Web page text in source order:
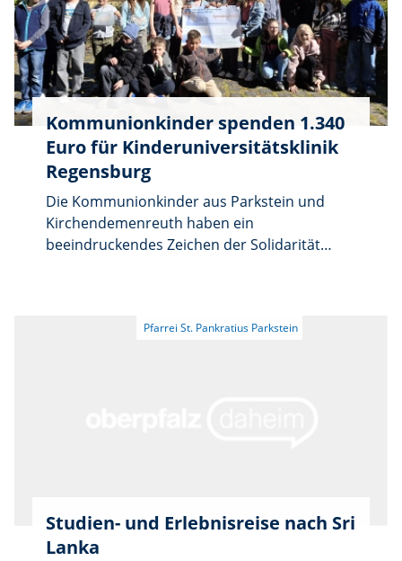
Gemeinschaft der Ministranten in Parkstein
damit weiterhin. Pater James und alle
Ministranten wünschen ihren neuen
Mitgliedern eine schöne gemeinsame Zeit
beim Ministrieren und den Freizeitaktionen.
Kommunionkinder spenden 1.340
Euro für Kinderuniversitätsklinik
Regensburg
Die Kommunionkinder aus Parkstein und
Kirchendemenreuth haben ein
beeindruckendes Zeichen der Solidarität
Pfarrei St. Pankratius Parkstein
Studien- und Erlebnisreise nach Sri
Lanka